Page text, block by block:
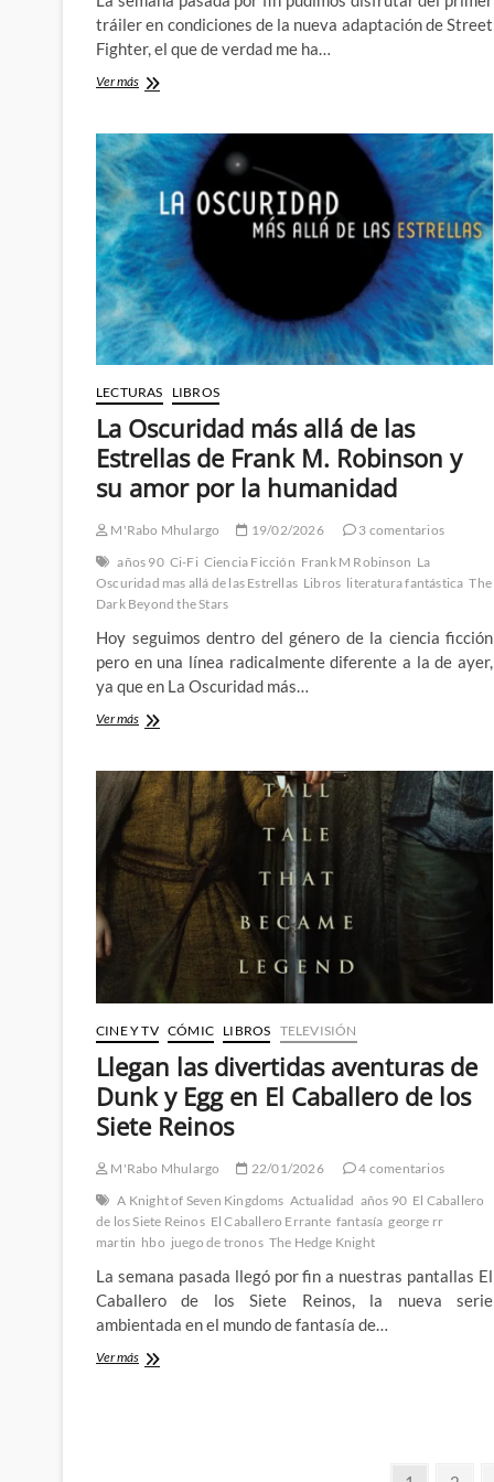
tráiler en condiciones de la nueva adaptación de Street
Fighter, el que de verdad me ha…
Ver másPrimer
Street
Fighter
–
FIGHT!!
LECTURAS LIBROS
La Oscuridad más allá de las
Estrellas de Frank M. Robinson y
su amor por la humanidad
M'Rabo Mhulargo 19/02/2026
3 comentarios
años 90 Ci-Fi Ciencia Ficción Frank M Robinson La
Oscuridad mas allá de las Estrellas Libros literatura fantástica The
Dark Beyond the Stars
Hoy seguimos dentro del género de la ciencia ficción
pero en una línea radicalmente diferente a la de ayer,
ya que en La Oscuridad más…
Ver másLa
allá
de
las
Estrellas
de
Frank
M.
Robinson
humanidad
CINE Y TV CÓMIC LIBROS TELEVISIÓN
Llegan las divertidas aventuras de
Dunk y Egg en El Caballero de los
Siete Reinos
M'Rabo Mhulargo 22/01/2026
4 comentarios
A Knight of Seven Kingdoms Actualidad años 90 El Caballero
de los Siete Reinos El Caballero Errante fantasía george rr
martin hbo juego de tronos The Hedge Knight
La semana pasada llegó por fin a nuestras pantallas El
Caballero de los Siete Reinos, la nueva serie
ambientada en el mundo de fantasía de…
Ver másLlegan